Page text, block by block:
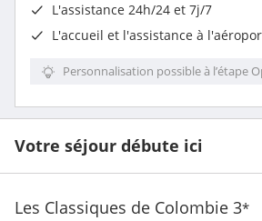
L'assistance 24h/24 et 7j/7
L'accueil et l'assistance à
Personnalisation possible à l’étape
Votre séjour débute ici
Les Classiques de Colombie 3*